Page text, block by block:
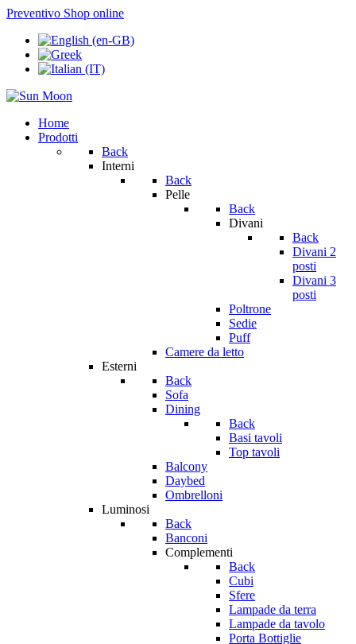
Preventivo Shop online
Home
Prodotti
Back
Interni
Back
Pelle
Back
Divani
Back
Divani 2
posti
Divani 3
posti
Poltrone
Sedie
Puff
Camere da letto
Esterni
Back
Sofa
Dining
Back
Basi tavoli
Top tavoli
Balcony
Daybed
Ombrelloni
Luminosi
Back
Banconi
Complementi
Back
Cubi
Sfere
Lampade da terra
Lampade da tavolo
Porta Bottiglie